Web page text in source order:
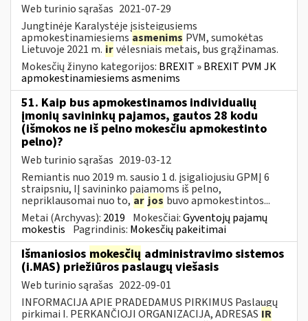
Web turinio sąrašas 2021-07-29
Jungtinėje Karalystėje įsisteigusiems
apmokestinamiesiems asmenims PVM, sumokėtas
Lietuvoje 2021 m. irvėlesniais metais, bus grąžinamas.
Mokesčių žinyno kategorijos: BREXIT » BREXIT PVM JK
apmokestinamiesiems asmenims
51. Kaip bus apmokestinamos individualių
įmonių savininkų pajamos, gautos 28 kodu
(išmokos ne iš pelno mokesčiu apmokestinto
pelno)?
Web turinio sąrašas 2019-03-12
Remiantis nuo 2019 m. sausio 1 d. įsigaliojusiu GPMĮ 6
straipsniu, IĮ savininko pajamoms iš pelno,
nepriklausomai nuo to, ar jos buvo apmokestintos...
Metai (Archyvas): 2019 Mokesčiai:Gyventojų pajamų
mokestis Pagrindinis: Mokesčių pakeitimai
Išmaniosios mokesčių administravimo sistemos
(i.MAS) priežiūros paslaugų viešasis
Web turinio sąrašas 2022-09-01
INFORMACIJA APIE PRADEDAMUS PIRKIMUS Paslaugų
pirkimai I. PERKANČIOJI ORGANIZACIJA, ADRESAS IR